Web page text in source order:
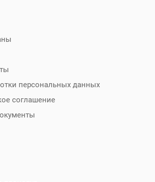
персональных данных
соглашение